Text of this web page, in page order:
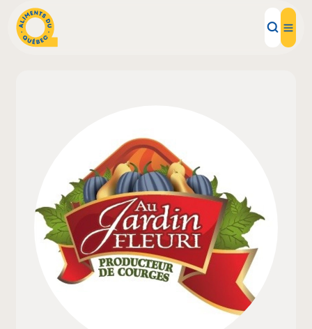
Inspirations d'ici
Restaurants
Institutions